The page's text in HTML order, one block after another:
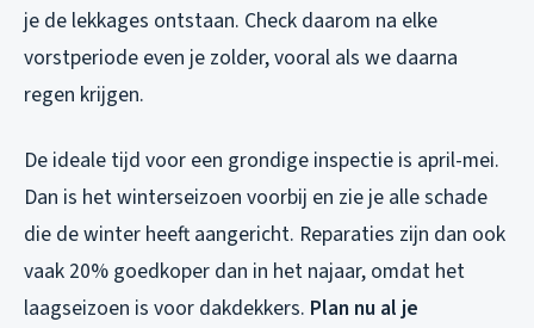
je de lekkages ontstaan. Check daarom na elke
vorstperiode even je zolder, vooral als we daarna
regen krijgen.
De ideale tijd voor een grondige inspectie is april-mei.
Dan is het winterseizoen voorbij en zie je alle schade
die de winter heeft aangericht. Reparaties zijn dan ook
vaak 20% goedkoper dan in het najaar, omdat het
laagseizoen is voor dakdekkers. Plan nu al je